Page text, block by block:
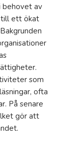
behovet av
till ett ökat
som
ofta
På senare
gör att